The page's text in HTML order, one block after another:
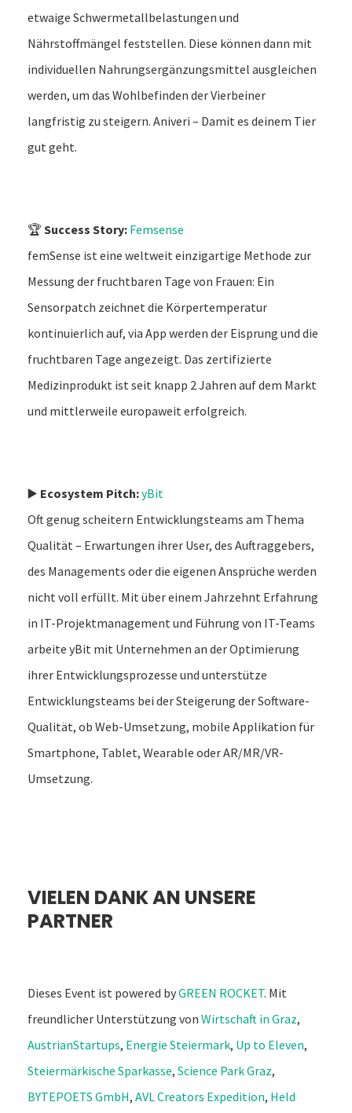
etwaige Schwermetallbelastungen und
Nährstoffmängel feststellen. Diese können dann mit
individuellen Nahrungsergänzungsmittel ausgleichen
werden, um das Wohlbefinden der Vierbeiner
langfristig zu steigern. Aniveri – Damit es deinem Tier
gut geht.
🏆 Success Story: Femsense
femSense ist eine weltweit einzigartige Methode zur
Messung der fruchtbaren Tage von Frauen: Ein
Sensorpatch zeichnet die Körpertemperatur
kontinuierlich auf, via App werden der Eisprung und die
fruchtbaren Tage angezeigt. Das zertifizierte
Medizinprodukt ist seit knapp 2 Jahren auf dem Markt
und mittlerweile europaweit erfolgreich.
▶️ Ecosystem Pitch:yBit
Oft genug scheitern Entwicklungsteams am Thema
Qualität – Erwartungen ihrer User, des Auftraggebers,
des Managements oder die eigenen Ansprüche werden
nicht voll erfüllt. Mit über einem Jahrzehnt Erfahrung
in IT-Projektmanagement und Führung von IT-Teams
arbeite yBit mit Unternehmen an der Optimierung
ihrer Entwicklungsprozesse und unterstütze
Entwicklungsteams bei der Steigerung der Software-
Qualität, ob Web-Umsetzung, mobile Applikation für
Smartphone, Tablet, Wearable oder AR/MR/VR-
Umsetzung.
VIELEN DANK AN UNSERE
PARTNER
Dieses Event ist powered byGREEN ROCKET. Mit
freundlicher Unterstützung von Wirtschaft in Graz,
AustrianStartups, Energie Steiermark, Up to Eleven,
Steiermärkische Sparkasse, Science Park Graz,
BYTEPOETS GmbH, AVL Creators Expedition, Held